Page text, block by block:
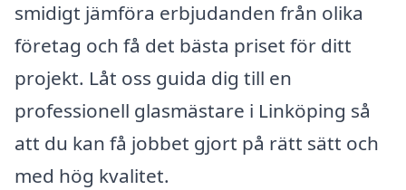
smidigt jämföra erbjudanden från olika
företag och få det bästa priset för ditt
projekt. Låt oss guida dig till en
professionell glasmästare i Linköping så
att du kan få jobbet gjort på rätt sätt och
med hög kvalitet.